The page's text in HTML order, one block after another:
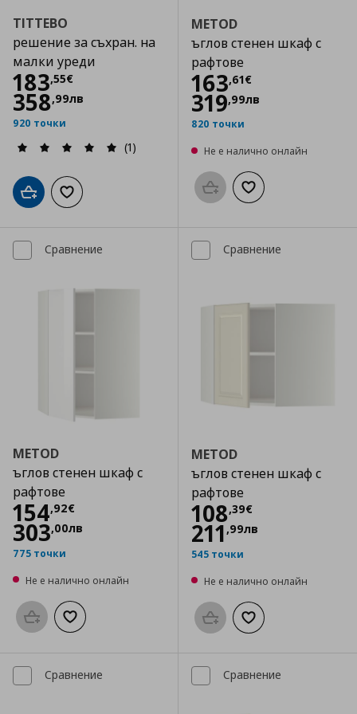
TITTEBO
решение за съхран. на
малки уреди
183,55€
Цена
358,99лв
920 точки
(1)
Добави в кошницата
Добави към списъка с любими
METOD
ъглов стенен шкаф с
рафтове
163,61€
Цена
319,99лв
820 точки
Не е налично онлайн
Προσθήκη στο καλάθι
Добави към
Сравнение
METOD
ъглов стенен шкаф с
рафтове
154,92€
Цена
303,00лв
775 точки
Не е налично онлайн
Προσθήκη στο καλάθι
Добави към списъка с любими
Сравнение
METOD
ъглов стенен шкаф с
рафтове
108,39€
Цена
211 ,99лв
545 точки
Не е налично онлайн
Προσθήκη στο καλάθι
Добави към
Сравнение Сравнение